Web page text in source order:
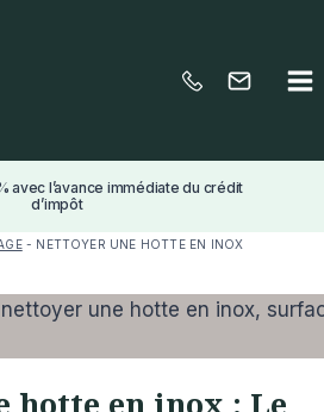
avec l’avance immédiate du crédit
d’impôt
- NETTOYER UNE HOTTE EN INOX
hotte en inox : Le